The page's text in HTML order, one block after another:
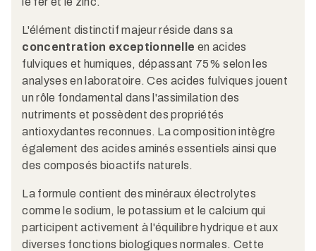
L'élément distinctif majeur réside dans sa
concentration exceptionnelle en acides
fulviques et humiques, dépassant 75% selon les
analyses en laboratoire. Ces acides fulviques jouent
un rôle fondamental dans l'assimilation des
nutriments et possèdent des propriétés
antioxydantes reconnues. La composition intègre
également des acides aminés essentiels ainsi que
des composés bioactifs naturels.​
La formule contient des minéraux électrolytes
comme le sodium, le potassium et le calcium qui
participent activement à l'équilibre hydrique et aux
diverses fonctions biologiques normales. Cette